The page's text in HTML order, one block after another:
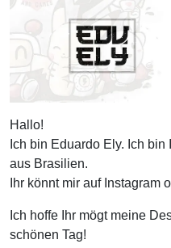
Hallo!
Ich bin Eduardo Ely. Ich
aus Brasilien.
Ihr könnt mir auf Instagram
Ich hoffe Ihr mögt meine
schönen Tag!